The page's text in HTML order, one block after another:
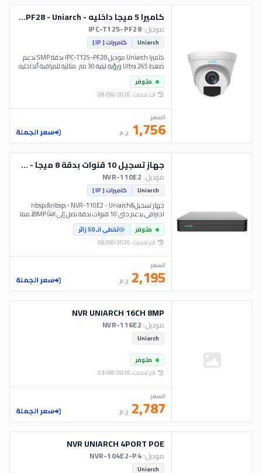
كاميرا 5 ميجا داخليه - IPC-T125-PF28 - Uniarch
موديل:IPC-T125-PF28
Uniarch كاميرات [ IP ]
كاميرا Uniarch موديل IPC-T125-PF28 بدقة 5MP تدعم
ضغط Ultra 265 ورؤية ليلية 30 متر. مثالية للمراقبة ألداخليه
لأمان ذكي رائع جدا..
متوفر
آخر تحديث: 08/08/2026
السعر
1,756 ج.م سعر الجملة
جهاز تسجيل 10 قنوات بدقة 8 ميجا - NVR-110E2 - Uniarch
موديل:
Uniarch كاميرات [ IP ]
جهاز تسجيل&nbsp;&nbsp;- NVR-110E2 - Uniarch
احترافي يدعم حتى 10 قنوات بدقة تصل إلى 8MP (4K)، مما
يجعله الخيار المثالي للشركات والفنيين لتغطية المشاريع
المتوسطة. يتميز النظام بدعمه لتقنيات الضغط المتطورة
Ultra 265 لتوفير مساحة التخزين، مع إمكانية إضافة
هاردسك بسعة 6TB لضمان أداء مستقر وموثوق.
متوفر
تخطى الـ 50 زائر
آخر تحديث: 08/08/2026
السعر
2,195 ج.م سعر الجملة
NVR UNIARCH 16CH 8MP
موديل:
Uniarch
متوفر
آخر تحديث: 03/08/2026
السعر
2,787 ج.م سعر الجملة
NVR UNIARCH 4PORT POE
موديل:NVR-104E2-P4
Uniarch